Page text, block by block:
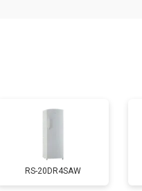
от 1700 ₽
RS-20DR4SAW